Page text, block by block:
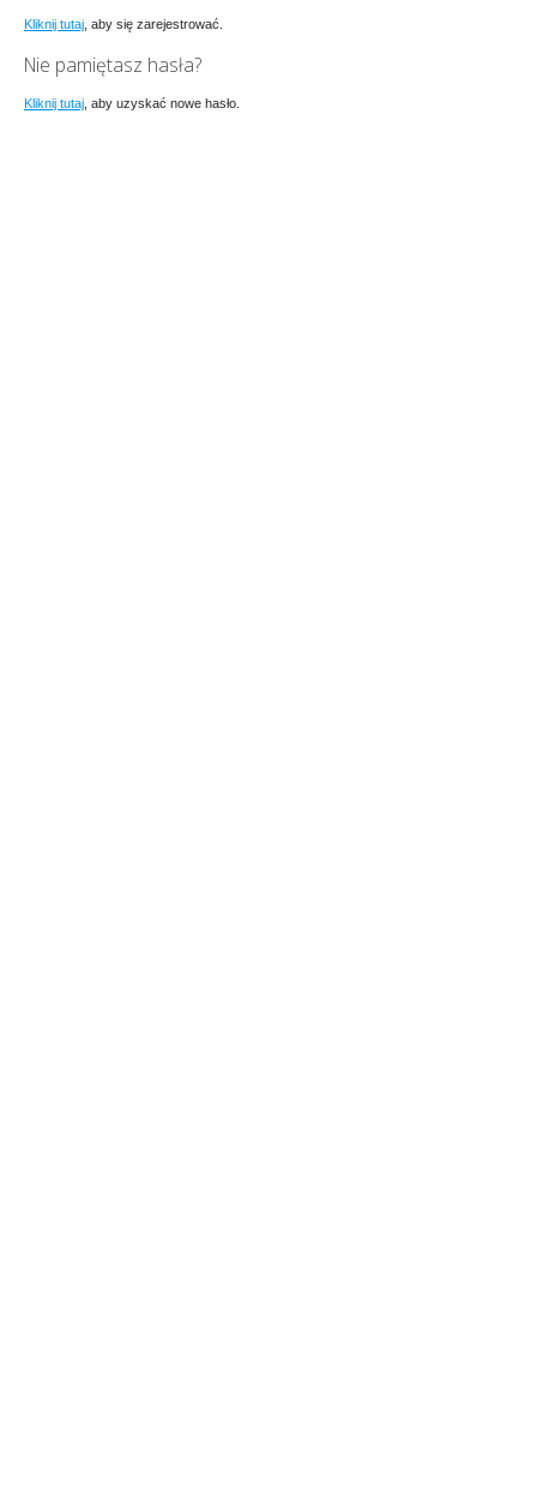
Kliknij tutaj , aby się zarejestrować.
Nie pamiętasz hasła?
Kliknij tutaj , aby uzyskać nowe hasło.